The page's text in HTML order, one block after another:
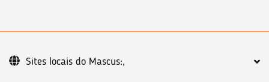
Sites locais do Mascus:,